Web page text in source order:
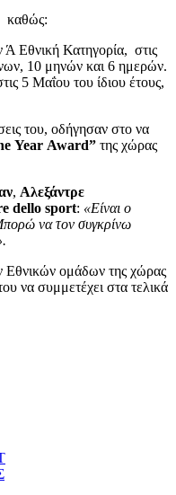
καθώς:
Ά Εθνική Κατηγορία, στις
10 μηνών και 6 ημερών.
5 Μαΐου του ίδιου έτους,
του, οδήγησαν στο να
Year Award” της χώρας
, Αλεξάντρε
dello sport: «Είναι ο
να τον συγκρίνω
ομάδων της χώρας
να συμμετέχει στα τελικά